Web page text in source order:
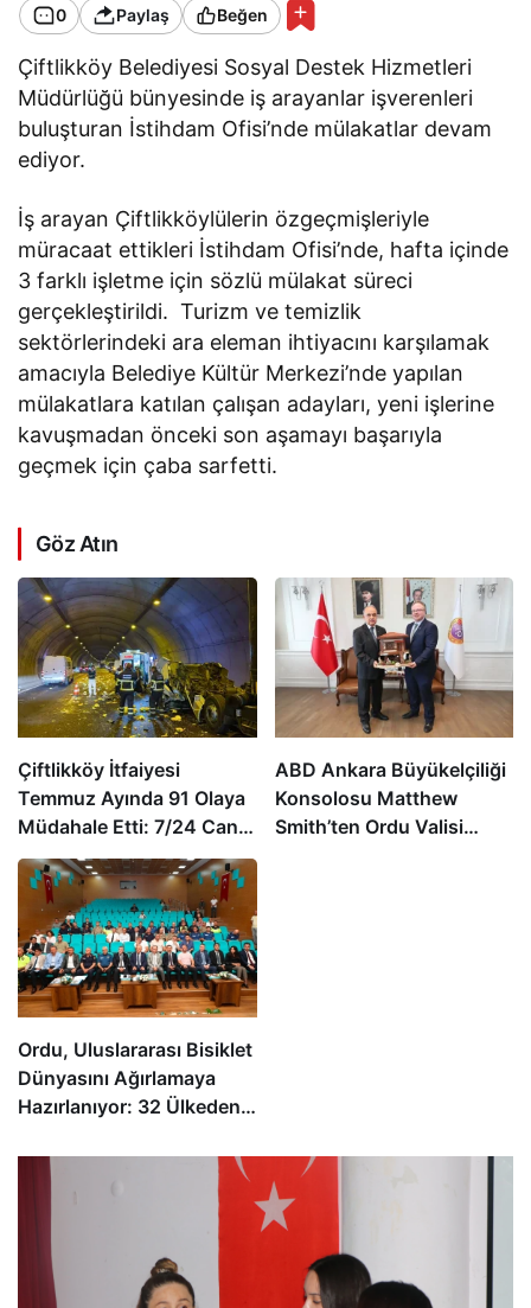
0 Paylaş Beğen
Çiftlikköy Belediyesi Sosyal Destek Hizmetleri
Müdürlüğü bünyesinde iş arayanlar işverenleri
buluşturan İstihdam Ofisi’nde mülakatlar devam
ediyor.
İş arayan Çiftlikköylülerin özgeçmişleriyle
müracaat ettikleri İstihdam Ofisi’nde, hafta içinde
3 farklı işletme için sözlü mülakat süreci
gerçekleştirildi. Turizm ve temizlik
sektörlerindeki ara eleman ihtiyacını karşılamak
amacıyla Belediye Kültür Merkezi’nde yapılan
mülakatlara katılan çalışan adayları, yeni işlerine
kavuşmadan önceki son aşamayı başarıyla
geçmek için çaba sarfetti.
Göz Atın
Çiftlikköy İtfaiyesi
Temmuz Ayında 91 Olaya
Müdahale Etti: 7/24 Can
ve Mal Güvenliği İçin
Görev Başında
ABD Ankara Büyükelçiliği
Konsolosu Matthew
Smith’ten Ordu Valisi
Ordu, Uluslararası Bisiklet
Dünyasını Ağırlamaya
Hazırlanıyor: 32 Ülkeden
Karadeniz’de Pedal
Çevirecek